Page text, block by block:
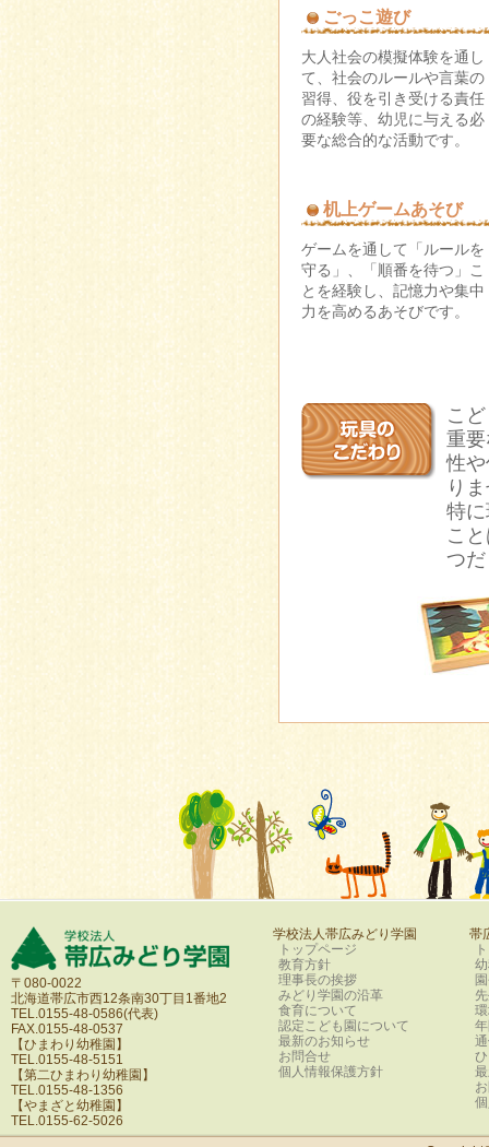
ごっこ遊び
大人社会の模擬体験を通し
て、社会のルールや言葉の
習得、役を引き受ける責任
の経験等、幼児に与える必
要な総合的な活動です。
机上ゲームあそび
ゲームを通して「ルールを
守る」、「順番を待つ」こ
とを経験し、記憶力や集中
力を高めるあそびです。
こ
重
性
り
特
こ
つ
〒080-0022
北海道帯広市西12条南30丁目1番地2
TEL.0155-48-0586(代表)
FAX.0155-48-0537
【ひまわり幼稚園】
TEL.0155-48-5151
【第二ひまわり幼稚園】
TEL.0155-48-1356
【やまざと幼稚園】
TEL.0155-62-5026
学校法人帯広みどり学園
トップページ
教育方針
理事長の挨拶
みどり学園の沿革
食育について
認定こども園について
最新のお知らせ
お問合せ
個人情報保護方針
帯